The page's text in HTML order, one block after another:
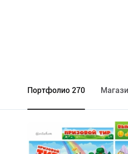
Портфолио 270